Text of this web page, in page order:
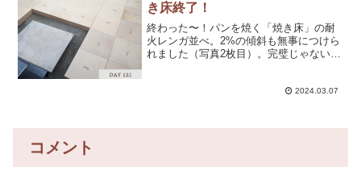
き床終了！
終わった〜！パンを焼く「焼き床」の耐
火レンガ並べ。2%の傾斜も無事につけら
れました（写真2枚目）。完璧じゃないか
2024.03.07
コメント